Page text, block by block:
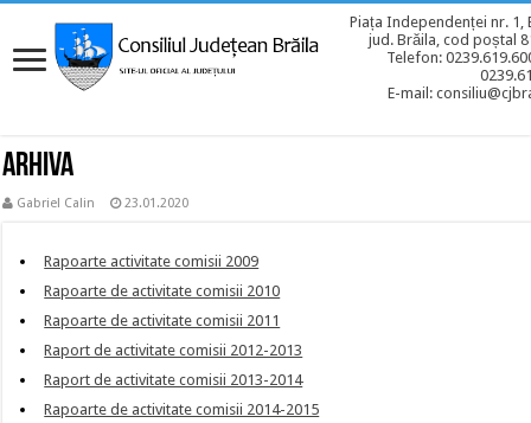
Piața Independenței nr. 1,
jud. Brăila, cod poștal
Telefon:
E-mail:
ARHIVA
Gabriel Calin 23.01.2020
Rapoarte activitate comisii 2009
Rapoarte de activitate comisii 2010
Rapoarte de activitate comisii 2011
Raport de activitate comisii 2012-2013
Raport de activitate comisii 2013-2014
Rapoarte de activitate comisii 2014-2015